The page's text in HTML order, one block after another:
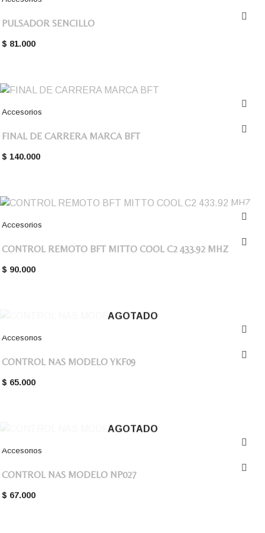
PULSADOR SENCILLO
$ 81.000
Accesorios
FINAL DE CARRERA MARCA BFT
$ 140.000
Accesorios
CONTROL REMOTO BFT MITTO COOL C2 433.92 MHZ
$ 90.000
AGOTADO
Accesorios
CONTROL NAS MODELO YKF09
$ 65.000
AGOTADO
Accesorios
CONTROL NAS MODELO NP027
$ 67.000